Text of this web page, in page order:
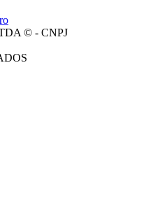
© - CNPJ